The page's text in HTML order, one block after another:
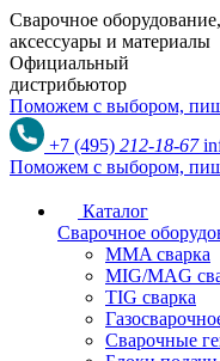
Сварочное оборудование,
аксессуары и материалы
Официальный
дистрибьютор
Поможем с выбором,
+7 (495) 212-18-67
Поможем с выбором,
Каталог
Сварочное
MMA сварка
MIG/MAG
TIG сварка
Сварочные